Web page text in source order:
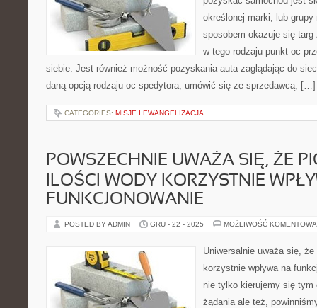
określonej marki, lub
sposobem okazuje się
w tego rodzaju punkt oc
siebie. Jest również możność pozyskania auta zaglądając do
daną opcją rodzaju oc spedytora, umówić się ze sprzedawcą, […]
CATEGORIES: MISJE I EWANGELIZACJA
POWSZECHNIE UWAŻA SIĘ, ŻE
ILOŚCI WODY KORZYSTNIE
FUNKCJONOWANIE
POSTED BY ADMIN GRU - 22 - 2025 MOŻLIWOŚĆ
Uniwersalnie uważa się,
korzystnie wpływa na
nie tylko kierujemy się tym
żądania ale też,